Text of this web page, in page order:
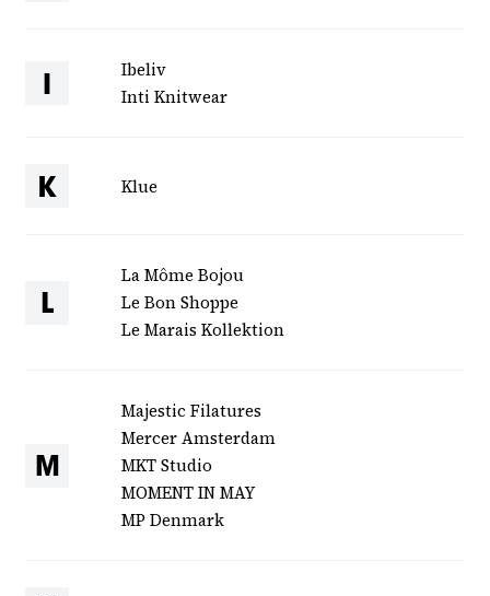
I
Ibeliv
Inti Knitwear
K Klue
L
La Môme Bojou
Le Bon Shoppe
Le Marais Kollektion
M
Majestic Filatures
Mercer Amsterdam
MKT Studio
MOMENT IN MAY
MP Denmark